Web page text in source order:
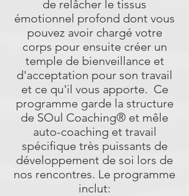
de relâcher le tissus
émotionnel profond dont vous
pouvez avoir chargé votre
corps pour ensuite créer un
temple de bienveillance et
d'acceptation pour son travail
et ce qu'il vous apporte. Ce
programme garde la structure
de SOul Coaching® et mêle
auto-coaching et travail
spécifique très puissants de
développement de soi lors de
nos rencontres. Le programme
inclut: